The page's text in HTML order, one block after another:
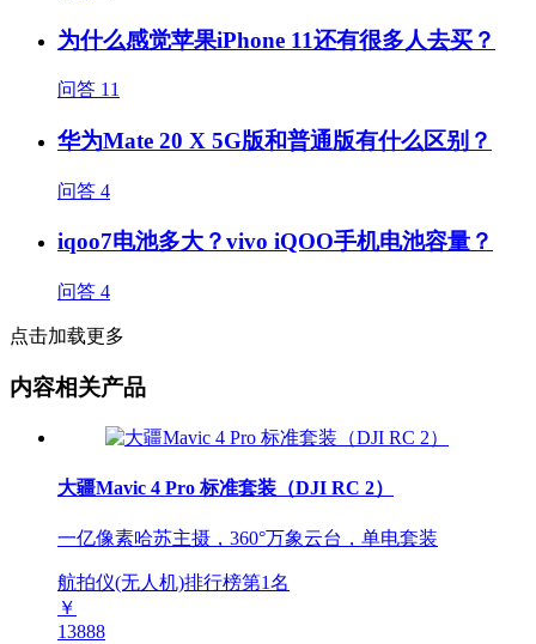
为什么感觉苹果iPhone 11还有很多人去买？
问答 11
华为Mate 20 X 5G版和普通版有什么区别？
问答 4
iqoo7电池多大？vivo iQOO手机电池容量？
问答 4
点击加载更多
内容相关产品
大疆Mavic 4 Pro 标准套装（DJI RC 2）
一亿像素哈苏主摄，360°万象云台，单电套装
航拍仪(无人机)排行榜第1名
￥
13888